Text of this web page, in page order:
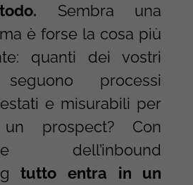
Sembra una
è forse la cosa più
quanti dei vostri
processi
e misurabili per
prospect? Con
dell’inbound
tutto entra in un